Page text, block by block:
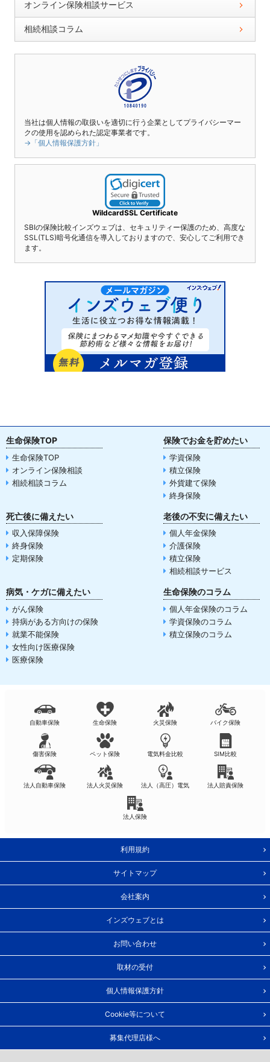
オンライン保険相談サービス
相続相談コラム
当社は個人情報の取扱いを適切に行う企業としてプライバシーマー
クの使用を認められた認定事業者です。
→「個人情報保護方針」
WildcardSSL Certificate
SBIの保険比較インズウェブは、セキュリティー保護のため、高度な
SSL(TLS)暗号化通信を導入しておりますので、安心してご利用でき
ます。
生命保険TOP
生命保険TOP
オンライン保険相談
相続相談コラム
保険でお金を貯めたい
学資保険
積立保険
外貨建て保険
終身保険
死亡後に備えたい
収入保障保険
終身保険
定期保険
老後の不安に備えたい
個人年金保険
介護保険
積立保険
相続相談サービス
病気・ケガに備えたい
がん保険
持病がある方向けの保険
就業不能保険
女性向け医療保険
医療保険
生命保険のコラム
個人年金保険のコラム
学資保険のコラム
積立保険のコラム
自動車保険 生命保険 火災保険 バイク保険
傷害保険 ペット保険 電気料金比較 SIM比較
法人自動車保険 法人火災保険 法人（高圧）電気 法人賠責保険
法人保険
利用規約
サイトマップ
会社案内
インズウェブとは
お問い合わせ
取材の受付
個人情報保護方針
Cookie等について
募集代理店様へ